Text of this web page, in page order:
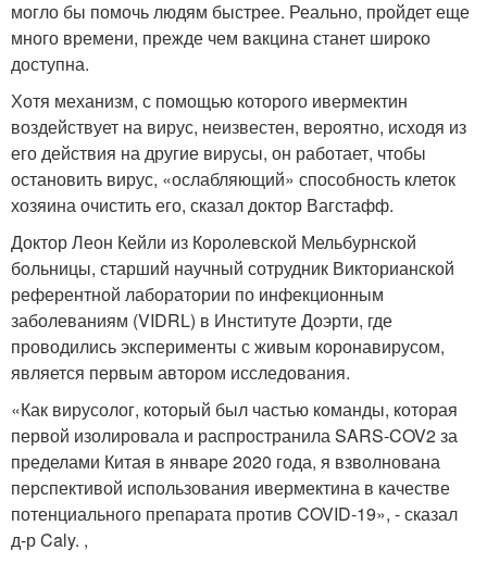
могло бы помочь людям быстрее. Реально, пройдет еще
много времени, прежде чем вакцина станет широко
доступна.
Хотя механизм, с помощью которого ивермектин
воздействует на вирус, неизвестен, вероятно, исходя из
его действия на другие вирусы, он работает, чтобы
остановить вирус, «ослабляющий» способность клеток
хозяина очистить его, сказал доктор Вагстафф.
Доктор Леон Кейли из Королевской Мельбурнской
больницы, старший научный сотрудник Викторианской
референтной лаборатории по инфекционным
заболеваниям (VIDRL) ​​в Институте Доэрти, где
проводились эксперименты с живым коронавирусом,
является первым автором исследования.
«Как вирусолог, который был частью команды, которая
первой изолировала и распространила SARS-COV2 за
пределами Китая в январе 2020 года, я взволнована
перспективой использования ивермектина в качестве
потенциального препарата против COVID-19», - сказал
д-р Caly. ,